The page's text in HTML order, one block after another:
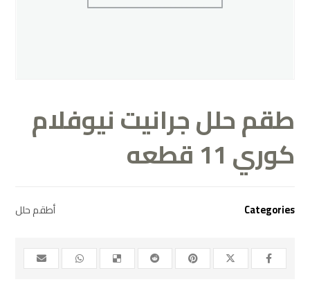
طقم حلل جرانيت نيوفلام
كوري 11 قطعه
Categories أطقم حلل